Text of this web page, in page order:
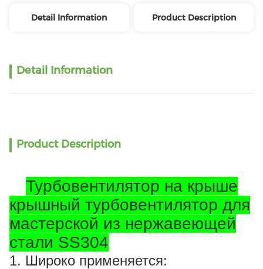
Detail Information Product Description
Detail Information
Product Description
Турбовентилятор на крыше
крышный турбовентилятор для
мастерской из нержавеющей
стали SS304
1. Широко применяется: